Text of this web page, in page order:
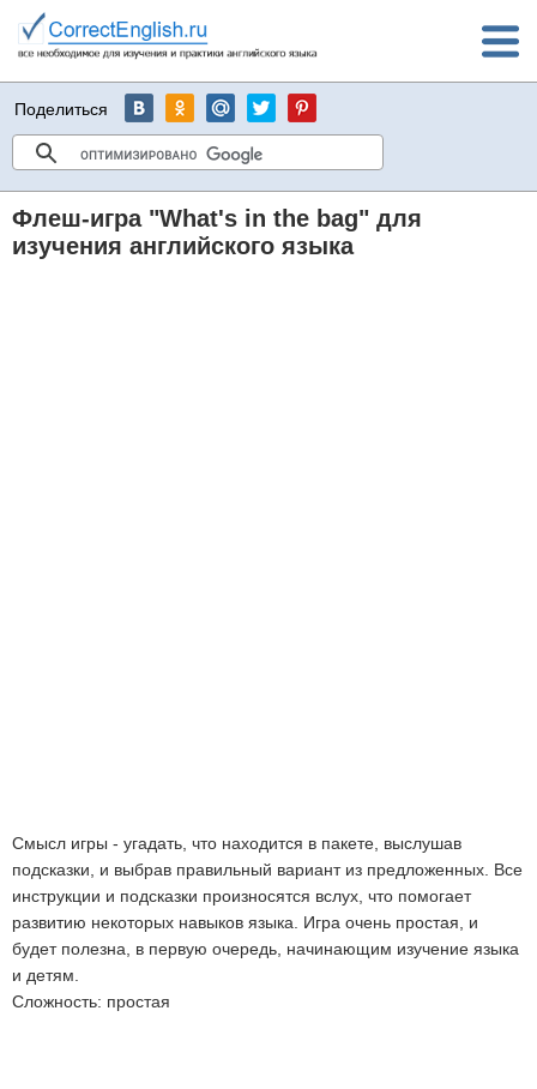
Поделиться
Флеш-игра "What's in the bag" для
изучения английского языка
Смысл игры - угадать, что находится в пакете, выслушав
подсказки, и выбрав правильный вариант из предложенных. Все
инструкции и подсказки произносятся вслух, что помогает
развитию некоторых навыков языка. Игра очень простая, и
будет полезна, в первую очередь, начинающим изучение языка
и детям.
Сложность: простая